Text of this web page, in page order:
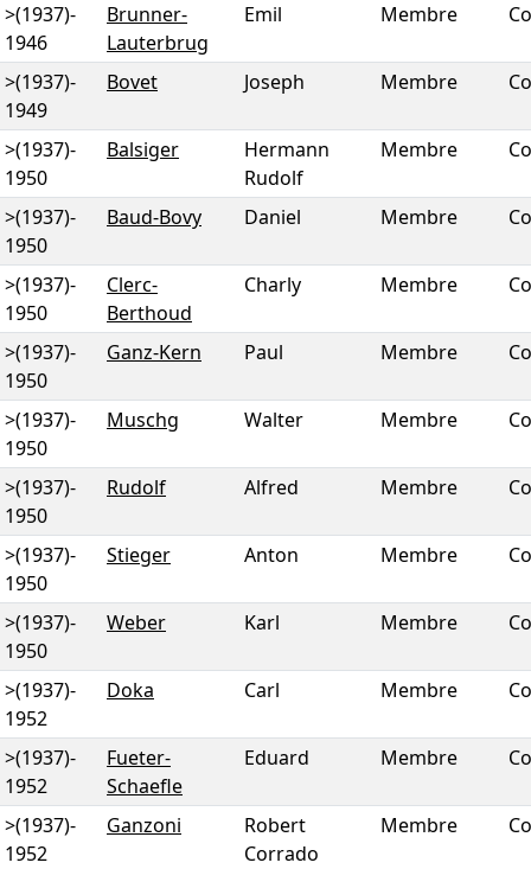
>(1937)-
1946
Brunner-
Lauterbrug
Emil Membre
>(1937)-
1949
Bovet Joseph Membre
>(1937)-
1950
Balsiger
Hermann
Rudolf
Membre
>(1937)-
1950
Baud-Bovy Daniel Membre
>(1937)-
1950
Clerc-
Berthoud
Charly Membre
>(1937)-
1950
Ganz-Kern Paul Membre
>(1937)-
1950
Muschg Walter Membre
>(1937)-
1950
Rudolf Alfred Membre
>(1937)-
1950
Stieger Anton Membre
>(1937)-
1950
Weber Karl Membre
>(1937)-
1952
Doka Carl Membre
>(1937)-
1952
Fueter-
Schaefle
Eduard Membre
>(1937)-
1952
Ganzoni
Robert
Corrado
Membre